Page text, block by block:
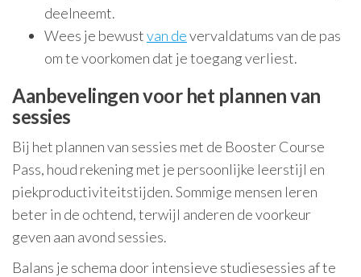
deelneemt.
Wees je bewustvan devervaldatums van de pas
om te voorkomen dat je toegang verliest.
Aanbevelingen voor het plannen van
sessies
Bij het plannen van sessies met de Booster Course
Pass, houd rekening met je persoonlijke leerstijl en
piekproductiviteitstijden. Sommige mensen leren
beter in de ochtend, terwijl anderen de voorkeur
geven aan avond sessies.
Balans je schema door intensieve studiesessies af te